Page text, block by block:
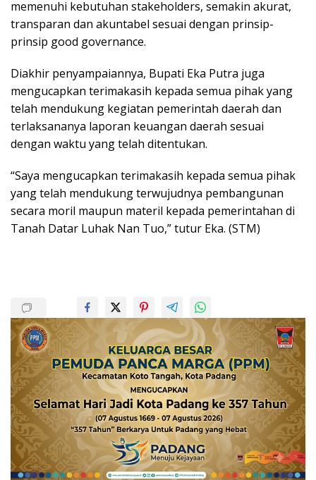
memenuhi kebutuhan stakeholders, semakin akurat,
transparan dan akuntabel sesuai dengan prinsip-
prinsip good governance.
Diakhir penyampaiannya, Bupati Eka Putra juga
mengucapkan terimakasih kepada semua pihak yang
telah mendukung kegiatan pemerintah daerah dan
terlaksananya laporan keuangan daerah sesuai
dengan waktu yang telah ditentukan.
“Saya mengucapkan terimakasih kepada semua pihak
yang telah mendukung terwujudnya pembangunan
secara moril maupun materil kepada pemerintahan di
Tanah Datar Luhak Nan Tuo,” tutur Eka. (STM)